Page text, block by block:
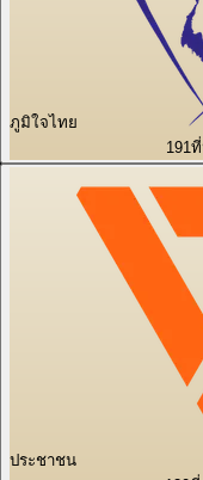
ภูมิใจไทย
191ที่
ประชาชน